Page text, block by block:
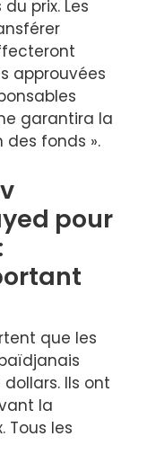
prix. Les
approuvées
garantira la
fonds ».
pour
que les
Ils ont
la
Tous les